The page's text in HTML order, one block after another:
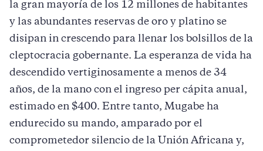
la gran mayoría de los 12 millones de habitantes
y las abundantes reservas de oro y platino se
disipan in crescendo para llenar los bolsillos de la
cleptocracia gobernante. La esperanza de vida ha
descendido vertiginosamente a menos de 34
años, de la mano con el ingreso per cápita anual,
estimado en $400. Entre tanto, Mugabe ha
endurecido su mando, amparado por el
comprometedor silencio de la Unión Africana y,